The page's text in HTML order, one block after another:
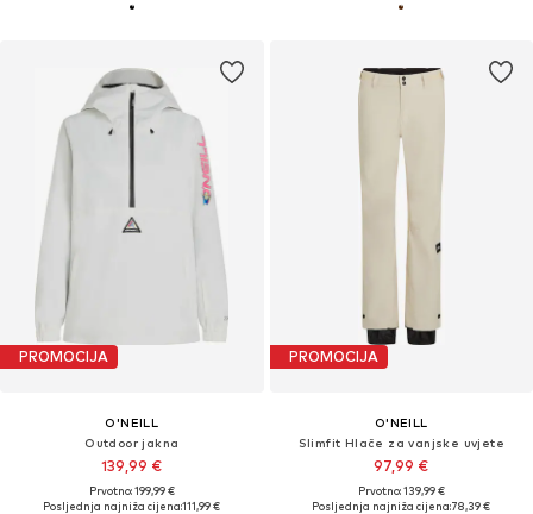
PROMOCIJA
O'NEILL
Outdoor jakna
139,99 €
Prvotno: 199,99 €
Posljednja najniža cijena:111,99 €
PROMOCIJA
O'NEILL
Slimfit Hlače za vanjske uvjete
97,99 €
Prvotno: 139,99 €
Posljednja najniža cijena:78,39 €